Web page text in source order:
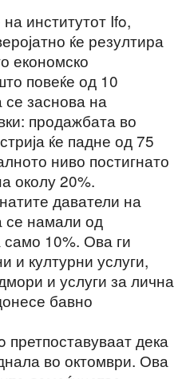
институтот Ifo,
ќе резултира
економско
повеќе од 10
заснова на
продажбата во
ќе падне од 75
ниво постигнато
околу 20%.
даватели на
се намали од
10%. Ова ги
и културни услуги,
и услуги за лична
бавно
дека
во октомври. Ова